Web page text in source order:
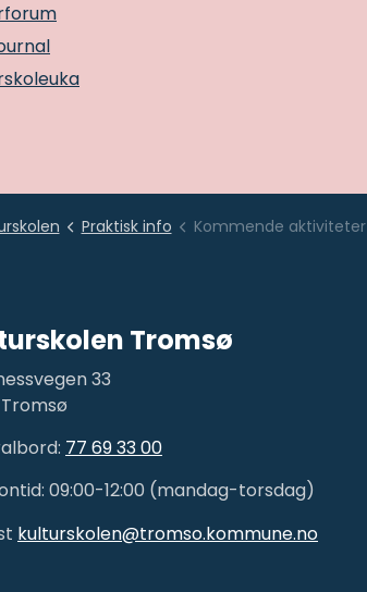
Praktisk info Kommende aktiviteter
Tromsø
33
77 69 33 00
09:00-12:00 (mandag-torsdag)
kulturskolen@tromso.kommune.no